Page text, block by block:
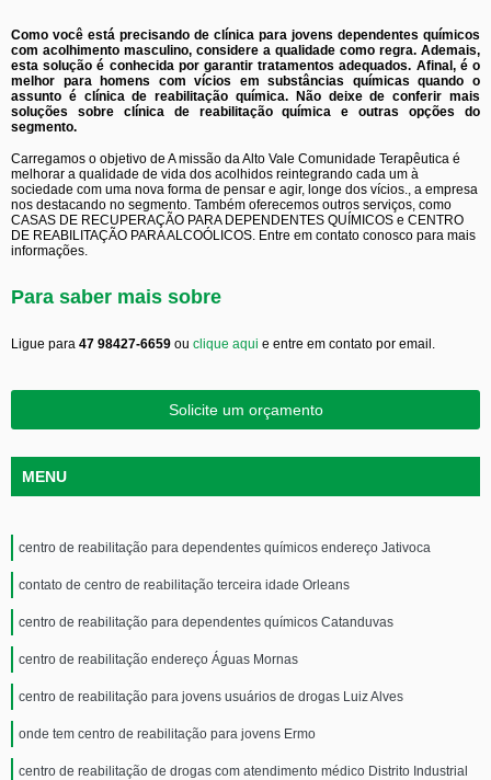
Como você está precisando de clínica para jovens dependentes químicos
com acolhimento masculino, considere a qualidade como regra. Ademais,
esta solução é conhecida por garantir tratamentos adequados. Afinal, é o
melhor para homens com vícios em substâncias químicas quando o
assunto é clínica de reabilitação química. Não deixe de conferir mais
soluções sobre clínica de reabilitação química e outras opções do
segmento.
Carregamos o objetivo de A missão da Alto Vale Comunidade Terapêutica é
melhorar a qualidade de vida dos acolhidos reintegrando cada um à
sociedade com uma nova forma de pensar e agir, longe dos vícios., a empresa
nos destacando no segmento. Também oferecemos outros serviços, como
CASAS DE RECUPERAÇÃO PARA DEPENDENTES QUÍMICOS e CENTRO
DE REABILITAÇÃO PARA ALCOÓLICOS. Entre em contato conosco para mais
informações.
Para saber mais sobre
Ligue para 47 98427-6659 ou clique aqui e entre em contato por email.
Solicite um orçamento
MENU
centro de reabilitação para dependentes químicos endereço Jativoca
contato de centro de reabilitação terceira idade Orleans
centro de reabilitação para dependentes químicos Catanduvas
centro de reabilitação endereço Águas Mornas
centro de reabilitação para jovens usuários de drogas Luiz Alves
onde tem centro de reabilitação para jovens Ermo
centro de reabilitação de drogas com atendimento médico Distrito Industrial